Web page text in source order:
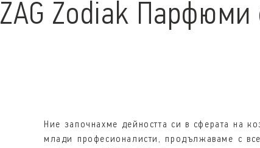
ZAG Zodiak
Ние започнахме дейността си в сферата на
млади професионалисти, продължаваме с